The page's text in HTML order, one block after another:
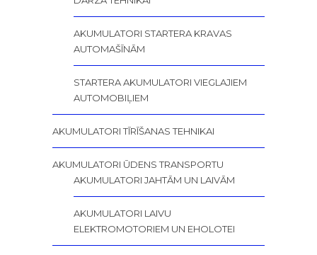
AKUMULATORI STARTERA KRAVAS
AUTOMAŠĪNĀM
STARTERA AKUMULATORI VIEGLAJIEM
AUTOMOBIĻIEM
AKUMULATORI TĪRĪŠANAS TEHNIKAI
AKUMULATORI ŪDENS TRANSPORTU
AKUMULATORI JAHTĀM UN LAIVĀM
AKUMULATORI LAIVU
ELEKTROMOTORIEM UN EHOLOTEI